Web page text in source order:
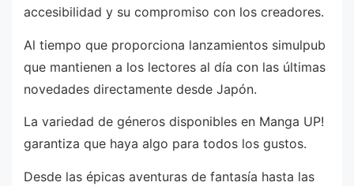
accesibilidad y su compromiso con los creadores.
Al tiempo que proporciona lanzamientos simulpub
que mantienen a los lectores al día con las últimas
novedades directamente desde Japón.
La variedad de géneros disponibles en Manga UP!
garantiza que haya algo para todos los gustos.
Desde las épicas aventuras de fantasía hasta las